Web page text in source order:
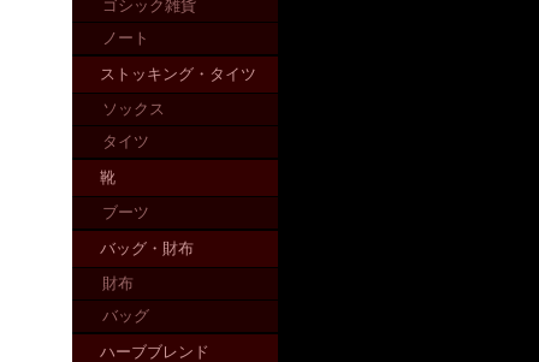
ゴシック雑貨
ノート
ストッキング・タイツ
ソックス
タイツ
靴
ブーツ
バッグ・財布
財布
バッグ
ハーブブレンド